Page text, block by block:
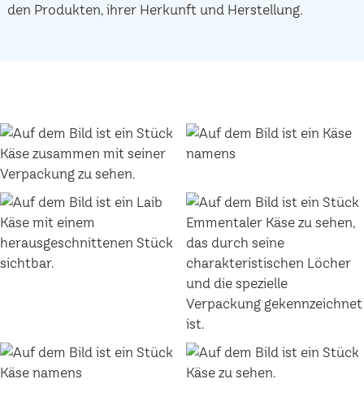
den Produkten, ihrer Herkunft und Herstellung.